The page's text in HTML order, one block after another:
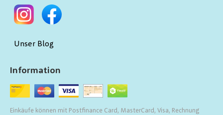
Information
Einkäufe können mit Postfinance Card, MasterCard, Visa, Rechnung
Unser Blog